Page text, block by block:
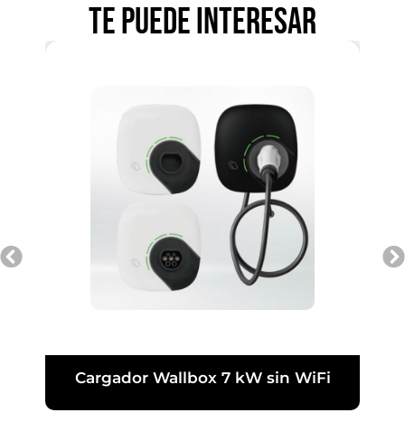
Te puede interesar
Cargador Wallbox 7 kW sin WiFi